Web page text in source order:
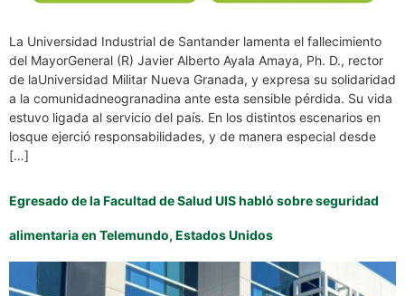
La Universidad Industrial de Santander lamenta el fallecimiento
del MayorGeneral (R) Javier Alberto Ayala Amaya, Ph. D., rector
de laUniversidad Militar Nueva Granada, y expresa su solidaridad
a la comunidadneogranadina ante esta sensible pérdida. Su vida
estuvo ligada al servicio del país. En los distintos escenarios en
losque ejerció responsabilidades, y de manera especial desde
[…]
Egresado de la Facultad de Salud UIS habló sobre seguridad
alimentaria en Telemundo, Estados Unidos